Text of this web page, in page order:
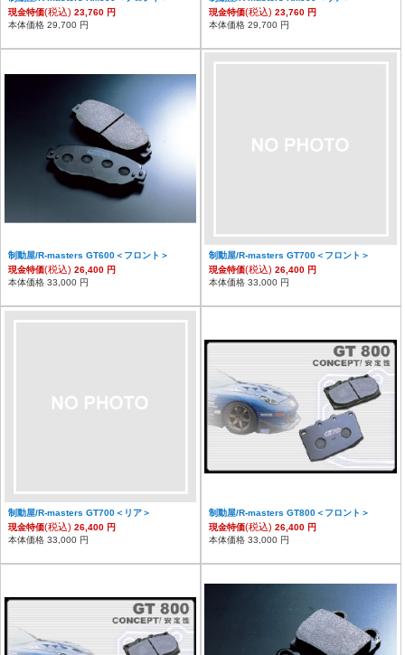
現金特価(税込) 23,760 円
本体価格 29,700 円
現金特価(税込) 23,760 円
本体価格 29,700 円
制動屋/R-masters GT600＜フロント＞
現金特価(税込) 26,400 円
本体価格 33,000 円
制動屋/R-masters GT700＜フロント＞
現金特価(税込) 26,400 円
本体価格 33,000 円
制動屋/R-masters GT700＜リア＞
現金特価(税込) 26,400 円
本体価格 33,000 円
制動屋/R-masters GT800＜フロント＞
現金特価(税込) 26,400 円
本体価格 33,000 円